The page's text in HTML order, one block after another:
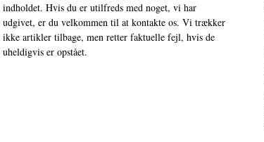
indholdet. Hvis du er utilfreds med noget, vi har
udgivet, er du velkommen til at kontakte os. Vi trækker
ikke artikler tilbage, men retter faktuelle fejl, hvis de
uheldigvis er opstået.